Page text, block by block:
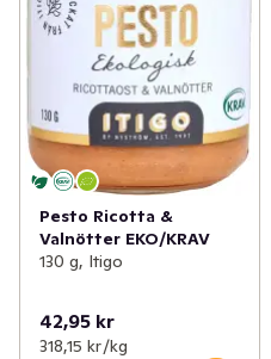
Pesto Ricotta &
Valnötter EKO/KRAV
130 g, Itigo
42,95 kr
318,15 kr /kg